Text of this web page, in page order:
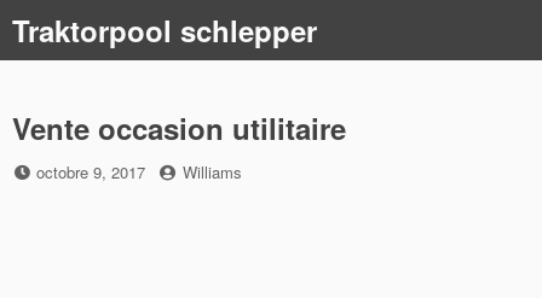
content
Traktorpool schlepper
Vente occasion utilitaire
Posted
octobre 9, 2017 by
Williams